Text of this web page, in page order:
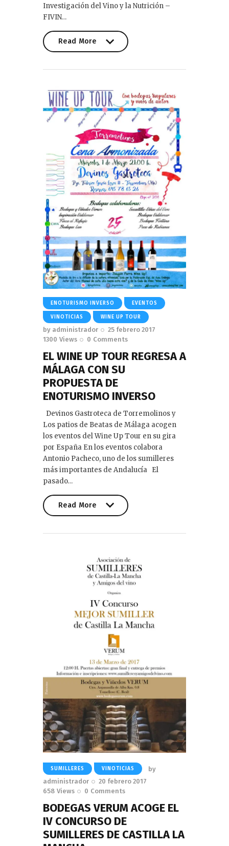
Investigación del Vino y la Nutrición –
FIVIN…
Read More
ENOTURISMO INVERSO EVENTOS
VINOTICIAS WINE UP TOUR
by administrador
25 febrero 2017
1300 Views 0 Comments
EL WINE UP TOUR REGRESA A
MÁLAGA CON SU
PROPUESTA DE
ENOTURISMO INVERSO
Devinos Gastroteca de Torremolinos y
Los patios de Beatas de Málaga acogen
los eventos del Wine Up Tour en su gira
por España En los eventos colabora
Antonio Pacheco, uno de los sumilleres
más importantes de Andalucía El
pasado…
Read More
SUMILLERES VINOTICIAS
by
administrador
20 febrero 2017
658 Views 0 Comments
BODEGAS VERUM ACOGE EL
IV CONCURSO DE
SUMILLERES DE CASTILLA LA